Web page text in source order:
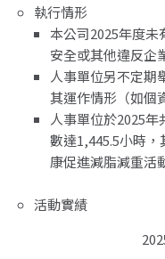
執行情形
本公司2025年度
安全或其他違反企
人事單位另不定期
其運作情形（如個
人事單位於2025
數達1,445.5小時
康促進減脂減重活
活動實績